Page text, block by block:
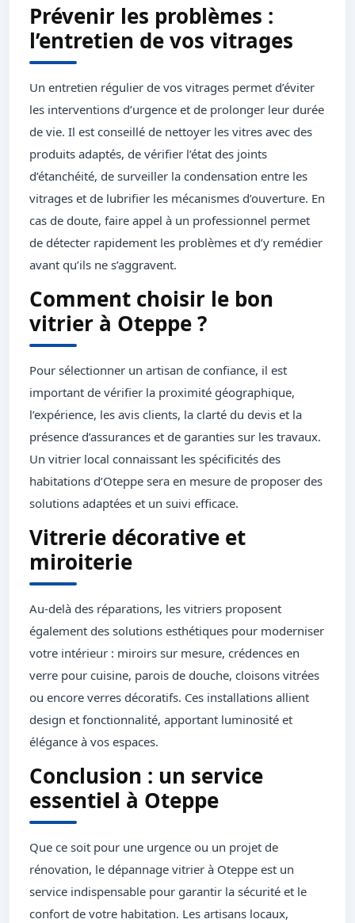
Prévenir les problèmes :
l’entretien de vos vitrages
Un entretien régulier de vos vitrages permet d’éviter
les interventions d’urgence et de prolonger leur durée
de vie. Il est conseillé de nettoyer les vitres avec des
produits adaptés, de vérifier l’état des joints
d’étanchéité, de surveiller la condensation entre les
vitrages et de lubrifier les mécanismes d’ouverture. En
cas de doute, faire appel à un professionnel permet
de détecter rapidement les problèmes et d’y remédier
avant qu’ils ne s’aggravent.
Comment choisir le bon
vitrier à Oteppe ?
Pour sélectionner un artisan de confiance, il est
important de vérifier la proximité géographique,
l’expérience, les avis clients, la clarté du devis et la
présence d’assurances et de garanties sur les travaux.
Un vitrier local connaissant les spécificités des
habitations d’Oteppe sera en mesure de proposer des
solutions adaptées et un suivi efficace.
Vitrerie décorative et
miroiterie
Au-delà des réparations, les vitriers proposent
également des solutions esthétiques pour moderniser
votre intérieur : miroirs sur mesure, crédences en
verre pour cuisine, parois de douche, cloisons vitrées
ou encore verres décoratifs. Ces installations allient
design et fonctionnalité, apportant luminosité et
élégance à vos espaces.
Conclusion : un service
essentiel à Oteppe
Que ce soit pour une urgence ou un projet de
rénovation, le dépannage vitrier à Oteppe est un
service indispensable pour garantir la sécurité et le
confort de votre habitation. Les artisans locaux,